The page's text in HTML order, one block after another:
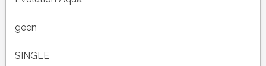
geen
SINGLE